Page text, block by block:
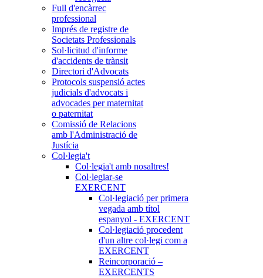
Full d'encàrrec
professional
Imprés de registre de
Societats Professionals
Sol·licitud d'informe
d'accidents de trànsit
Directori d'Advocats
Protocols suspensió actes
judicials d'advocats i
advocades per maternitat
o paternitat
Comissió de Relacions
amb l'Administració de
Justícia
Col·legia't
Col·legia't amb nosaltres!
Col·legiar-se
EXERCENT
Col·legiació per primera
vegada amb títol
espanyol - EXERCENT
Col·legiació procedent
d'un altre col·legi com a
EXERCENT
Reincorporació –
EXERCENTS